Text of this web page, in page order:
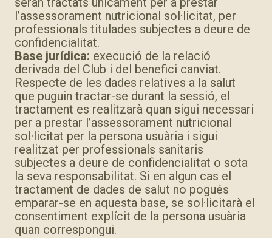
l’assessorament nutricional sol·licitat, per
professionals titulades subjectes a deure de
confidencialitat.
Base jurídica: execució de la relació
derivada del Club i del benefici canviat.
Respecte de les dades relatives a la salut
que puguin tractar-se durant la sessió, el
tractament es realitzarà quan sigui necessari
per a prestar l’assessorament nutricional
sol·licitat per la persona usuària i sigui
realitzat per professionals sanitaris
subjectes a deure de confidencialitat o sota
la seva responsabilitat. Si en algun cas el
tractament de dades de salut no pogués
emparar-se en aquesta base, se sol·licitarà el
consentiment explícit de la persona usuària
quan correspongui.